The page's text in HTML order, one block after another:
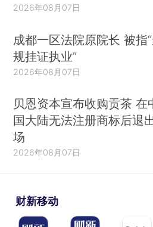
2026年08月07日
成都一区法院原院长 被指
规挂证执业”
2026年08月07日
贝恩资本宣布收购贡茶 在
国大陆无法注册商标后退
场
2026年08月07日
财新移动